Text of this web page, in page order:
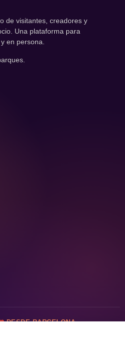
de visitantes, creadores y
Una plataforma para
en persona.
DESDE BARCELONA